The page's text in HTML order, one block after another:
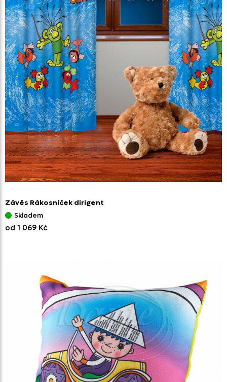
Závěs Rákosníček dirigent
Skladem
od 1 069 Kč